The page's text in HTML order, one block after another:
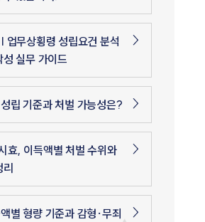
업무상횡령 성립요건 분석
실무 가이드
립 기준과 처벌 가능성은?
효, 이득액별 처벌 수위와
별 형량 기준과 감형·무죄